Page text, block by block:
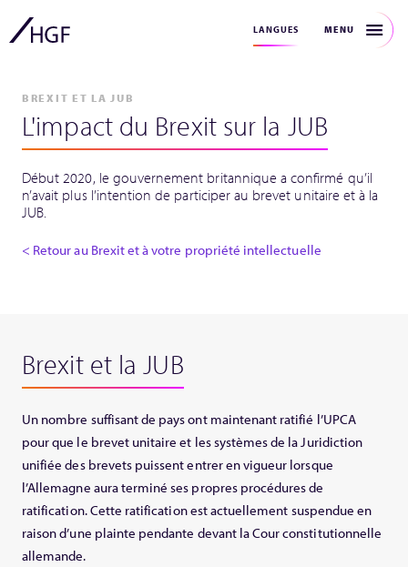
LANGUES MENU
BREXIT ET LA JUB
L'impact du Brexit sur la JUB
Début 2020, le gouvernement britannique a confirmé qu’il
n’avait plus l’intention de participer au brevet unitaire et à la
JUB.
< Retour au Brexit et à votre propriété intellectuelle
Brexit et la JUB
Un nombre suffisant de pays ont maintenant ratifié l’UPCA
pour que le brevet unitaire et les systèmes de la Juridiction
unifiée des brevets puissent entrer en vigueur lorsque
l’Allemagne aura terminé ses propres procédures de
ratification. Cette ratification est actuellement suspendue en
raison d’une plainte pendante devant la Cour constitutionnelle
allemande.